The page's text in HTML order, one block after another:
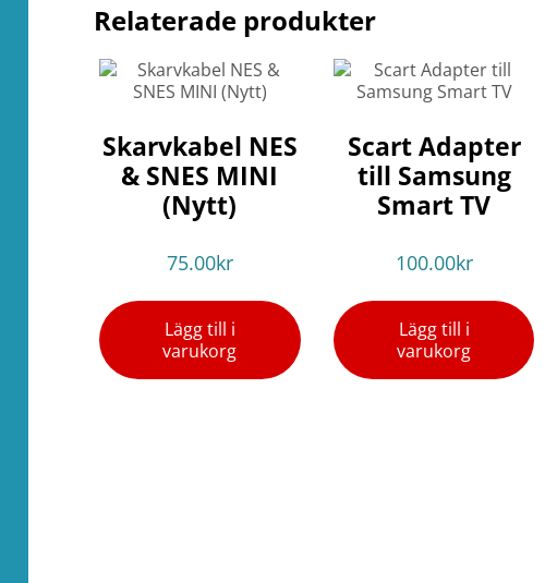
Relaterade produkter
Skarvkabel NES
& SNES MINI
(Nytt)
75.00kr
Lägg till i
varukorg
Scart Adapter
till Samsung
Smart TV
100.00kr
Lägg till i
varukorg